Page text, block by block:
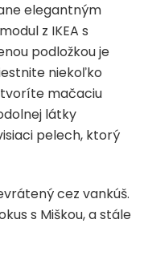
elegantným
z IKEA s
podložkou je
niekoľko
mačaciu
látky
pelech, ktorý
cez vankúš.
s Miškou, a stále